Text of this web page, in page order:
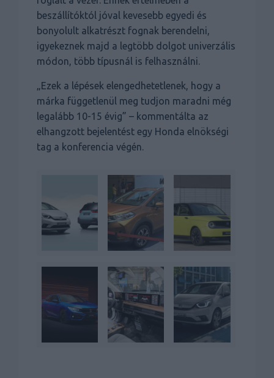
beszállítóktól jóval kevesebb egyedi és
bonyolult alkatrészt fognak berendelni,
igyekeznek majd a legtöbb dolgot univerzális
módon, több típusnál is felhasználni.
„Ezek a lépések elengedhetetlenek, hogy a
márka függetlenül meg tudjon maradni még
legalább 10-15 évig” – kommentálta az
elhangzott bejelentést egy Honda elnökségi
tag a konferencia végén.